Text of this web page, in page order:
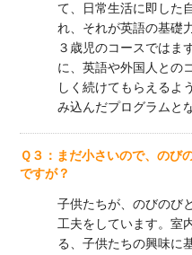
て、日常生活に即した
れ、それが英語の基礎
３歳児のコースではま
に、英語や外国人との
しく続けてもらえるよ
み込んだプログラムと
Ｑ３：まだ小さいので、のび
ですが？
子供たちが、のびのび
工夫をしています。室
る、子供たちの興味に